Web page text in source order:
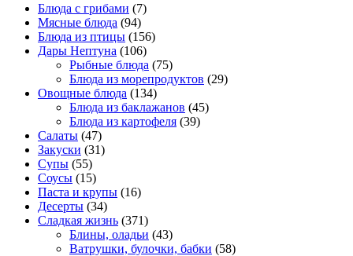
Блюда с грибами (7)
Мясные блюда (94)
Блюда из птицы (156)
Дары Нептуна (106)
Рыбные блюда (75)
Блюда из морепродуктов (29)
Овощные блюда (134)
Блюда из баклажанов (45)
Блюда из картофеля (39)
Салаты (47)
Закуски (31)
Супы (55)
Соусы (15)
Паста и крупы (16)
Десерты (34)
Сладкая жизнь (371)
Блины, оладьи (43)
Ватрушки, булочки, бабки (58)